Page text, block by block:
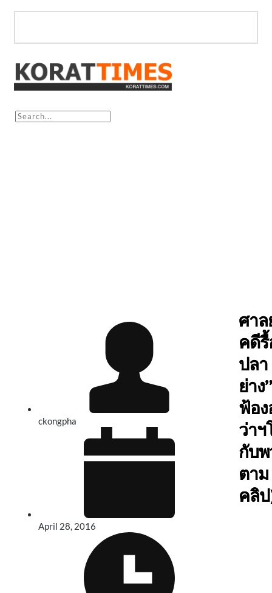
ckongpha
April 28, 2016
ศา
คดี
ปลา
ย่า
ฟ้อ
ว่าฯ
กับ
ตา
คลิ